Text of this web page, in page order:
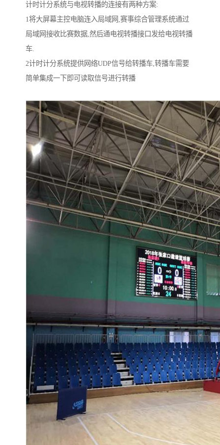
计时计分系统与电视转播的连接有两种方案:
1将大屏幕主控电脑连入局域网,赛事综合管理系统通过
局域网接收比赛数据,然后通电视转播接口发给电视转播
车.
2计时计分系统提供网络UDP信号给转播车,转播车需要
简单集成一下即可读取信号进行转播